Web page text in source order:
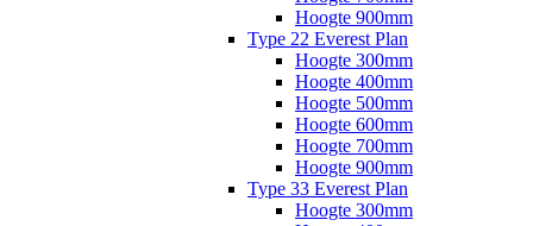
Hoogte 900mm
Type 22 Everest Plan
Hoogte 300mm
Hoogte 400mm
Hoogte 500mm
Hoogte 600mm
Hoogte 700mm
Hoogte 900mm
Type 33 Everest Plan
Hoogte 300mm